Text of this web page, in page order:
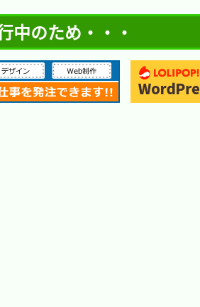
中のため・・・